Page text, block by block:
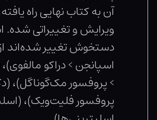
آن به کتاب نهایی راه
ویرایش و تغییراتی
دستخوش تغییر شده‌اند از
اسپانجن > دراکو
> پروفسور مک‌گوناگل)،
پروفسور فلیت‌ویک)،